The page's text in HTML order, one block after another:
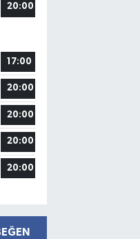
20:00
17:00
20:00
20:00
20:00
20:00